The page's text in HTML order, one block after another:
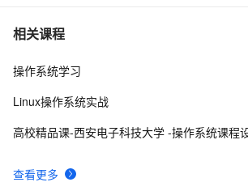
7 「龙蜥 Skill 精选推荐」：一句话搞定 PG 集
8 Linux版百度网盘丨直接在服务器SSH命令行
linux ubuntu mysql 容器并启动容器
相关课程
查看更多
操作系统学习
Linux操作系统实战
高校精品课-西安电子科技大学 -操作系统课程